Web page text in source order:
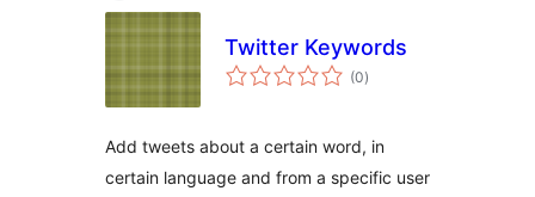
Twitter Keywords
(0загальний
рейтинг
)
Add tweets about a certain word, in
certain language and from a specific user